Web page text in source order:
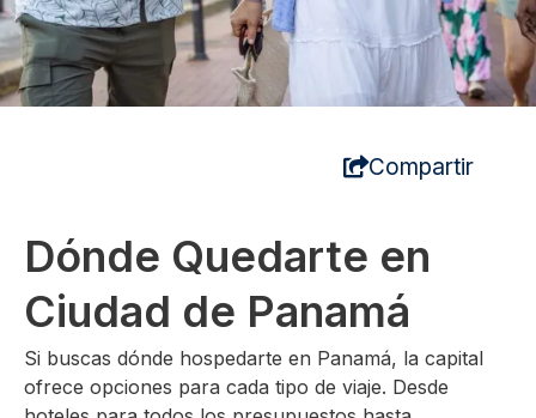
Compartir
Dónde Quedarte en
Ciudad de Panamá
Si buscas dónde hospedarte en Panamá, la capital
ofrece opciones para cada tipo de viaje. Desde